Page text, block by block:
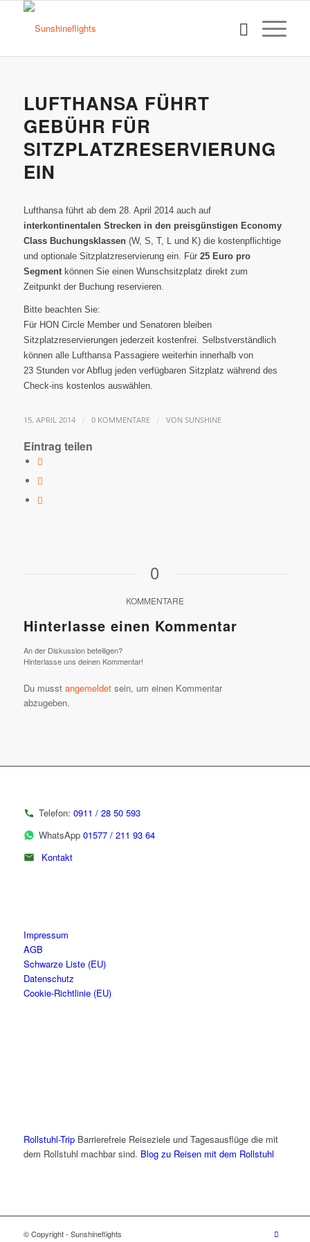
LUFTHANSA FÜHRT
GEBÜHR FÜR
SITZPLATZRESERVIERUNG
EIN
Lufthansa führt ab dem 28. April 2014 auch auf
interkontinentalen Strecken in den preisgünstigen Economy
Class Buchungsklassen(W, S, T, L und K) die kostenpflichtige
und optionale Sitzplatzreservierung ein. Für 25 Euro pro
Segmentkönnen Sie einen Wunschsitzplatz direkt zum
Zeitpunkt der Buchung reservieren.
Bitte beachten Sie:
Für HON Circle Member und Senatoren bleiben
Sitzplatzreservierungen jederzeit kostenfrei. Selbstverständlich
können alle Lufthansa Passagiere weiterhin innerhalb von
23 Stunden vor Abflug jeden verfügbaren Sitzplatz während des
Check-ins kostenlos auswählen.
15. APRIL 2014 / 0 KOMMENTARE / VON SUNSHINE
Eintrag teilen
0
KOMMENTARE
Hinterlasse einen Kommentar
An der Diskussion beteiligen?
Hinterlasse uns deinen Kommentar!
Du musst angemeldetsein, um einen Kommentar
abzugeben.
Telefon: 0911 / 28 50 593
WhatsApp 01577 / 211 93 64
Kontakt
Impressum
AGB
Schwarze Liste (EU)
Datenschutz
Cookie-Richtlinie (EU)
Rollstuhl-TripBarrierefreie Reiseziele und Tagesausflüge die mit
dem Rollstuhl machbar sind. Blog zu Reisen mit dem Rollstuhl
© Copyright - Sunshineflights